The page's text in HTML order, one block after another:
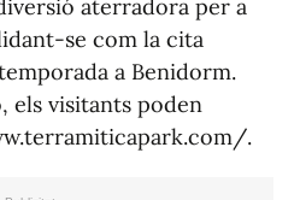
aterradora per a
se com la cita
a Benidorm.
els visitants poden
.